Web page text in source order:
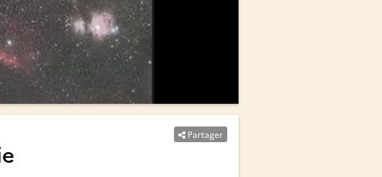
Partager